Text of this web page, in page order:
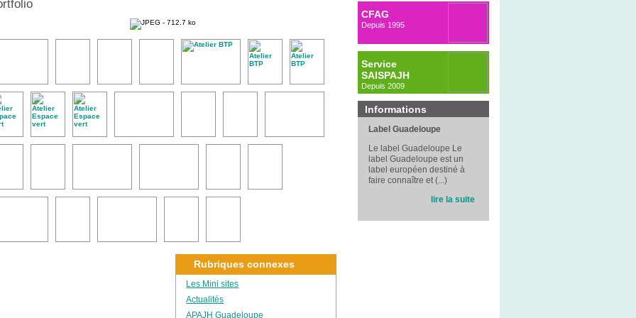
Rubriques connexes
Les Mini sites
Actualités
APAJH Guadeloupe
CFAG
Depuis 1995
Service
SAISPAJH
Depuis 2009
Informations
Label Guadeloupe
Le label Guadeloupe Le
label Guadeloupe est un
label européen destiné à
faire connaître et (...)
lire la suite